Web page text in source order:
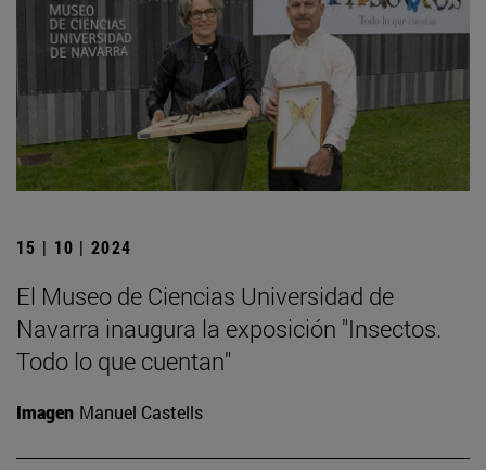
15 | 10 | 2024
El Museo de Ciencias Universidad de
Navarra inaugura la exposición "Insectos.
Todo lo que cuentan"
Imagen Manuel Castells